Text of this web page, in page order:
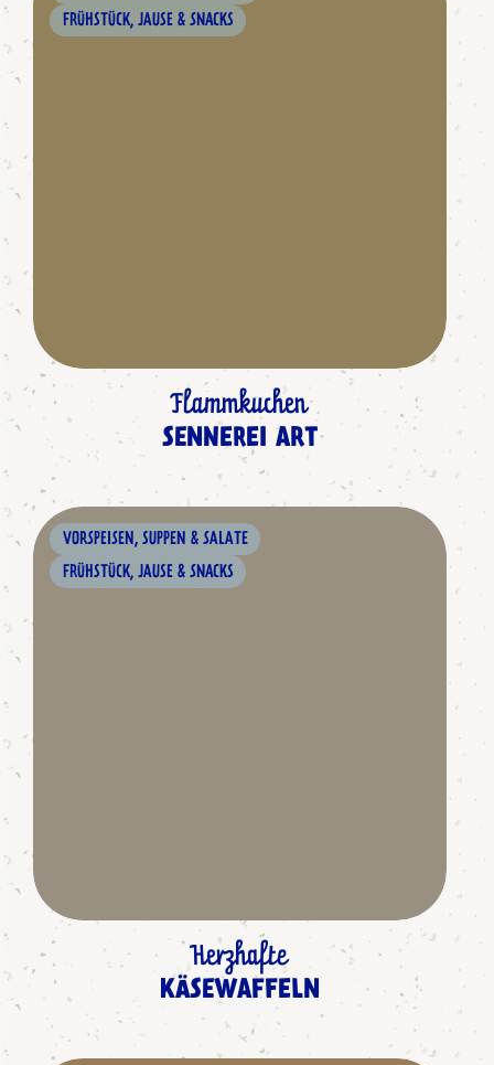
FRÜHSTÜCK, JAUSE & SNACKS
Flammkuchen
SENNEREI ART
VORSPEISEN, SUPPEN & SALATE
FRÜHSTÜCK, JAUSE & SNACKS
Herzhafte
KÄSEWAFFELN